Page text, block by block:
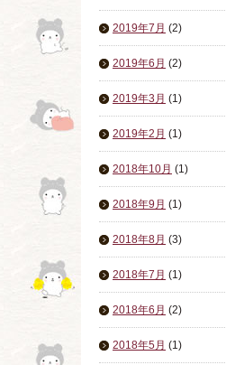
2019年7月 (2)
2019年6月 (2)
2019年3月 (1)
2019年2月 (1)
2018年10月 (1)
2018年9月 (1)
2018年8月 (3)
2018年7月 (1)
2018年6月 (2)
2018年5月 (1)